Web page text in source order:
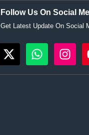
Follow Us On Social
Get Latest Update On Social